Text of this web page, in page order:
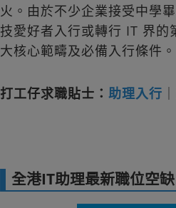
火。由於不少企業接受中學
技愛好者入行或轉行 IT 界
大核心範疇及必備入行條件。
打工仔求職貼士： 助理入行
全港IT助理最新職位空缺